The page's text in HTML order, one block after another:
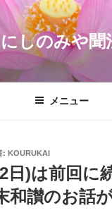
にしのみや聞
メニュー
: KOURUKAI
日)は前回に
和讃のお話